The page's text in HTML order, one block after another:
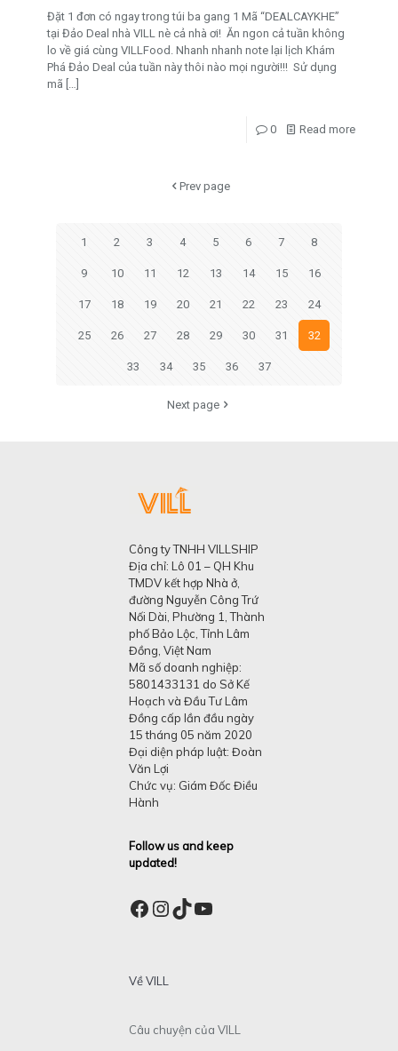
Đặt 1 đơn có ngay trong túi ba gang 1 Mã “DEALCAYKHE”
tại Đảo Deal nhà VILL nè cả nhà ơi! Ăn ngon cả tuần không
lo về giá cùng VILLFood. Nhanh nhanh note lại lịch Khám
Phá Đảo Deal của tuần này thôi nào mọi người!!! Sử dụng
mã
0 Read more
Prev page
1 2 3 4 5 6 7 8
9 10 11 12 13 14 15 16
17 18 19 20 21 22 23 24
25 26 27 28 29 30 31 32
33 34 35 36 37
Next page
Công ty TNHH VILLSHIP
Địa chỉ: Lô 01 – QH Khu
TMDV kết hợp Nhà ở,
đường Nguyễn Công Trứ
Nối Dài, Phường 1, Thành
phố Bảo Lộc, Tỉnh Lâm
Đồng, Việt Nam
Mã số doanh nghiệp:
5801433131 do Sở Kế
Hoạch và Đầu Tư Lâm
Đồng cấp lần đầu ngày
15 tháng 05 năm 2020
Đại diện pháp luật: Đoàn
Văn Lợi
Chức vụ: Giám Đốc Điều
Hành
Follow us and keep
updated!
Facebook
Instagram
TikTok
YouTube
Về VILL
Câu chuyện của VILL